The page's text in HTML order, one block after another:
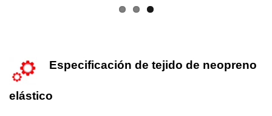
Especificación de tejido de neopreno
elástico